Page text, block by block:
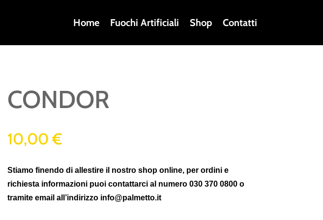
Home Fuochi Artificiali Shop Contatti
CONDOR
10,00€
Stiamo finendo di allestire il nostro shop online, per ordini e
richiesta informazioni puoi contattarci al numero 030 370 0800 o
tramite email all’indirizzo info@palmetto.it